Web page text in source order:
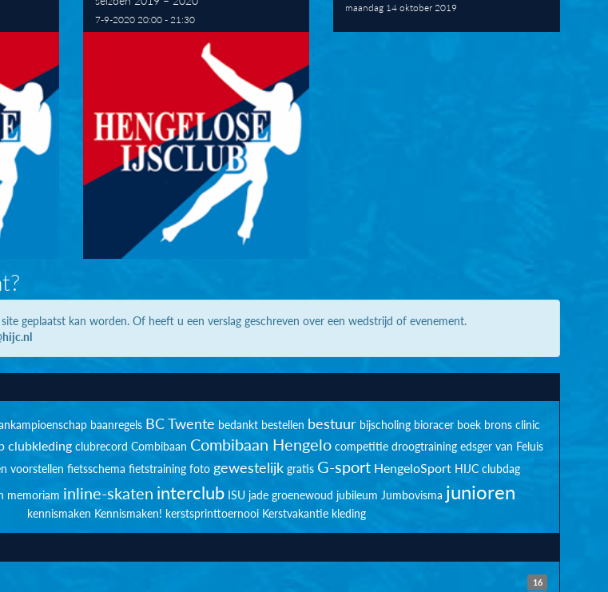
7-9-2020 20:00 - 21:30
maandag 14 oktober 2019
geplaatst kan worden. Of heeft u een verslag geschreven over een wedstrijd of evenement.
baanregels BC Twente bedankt bestellen bestuur bijscholing bioracer boek brons clinic
clubkleding clubrecord Combibaan Combibaan Hengelo competitie droogtraining edsger van Feluis
voorstellen fietsschema fietstraining foto gewestelijk gratis G-sport HengeloSport HIJC clubdag
memoriam inline-skaten interclub ISU jade groenewoud jubileum Jumbovisma junioren
kennismaken Kennismaken! kerstsprinttoernooi Kerstvakantie kleding
16